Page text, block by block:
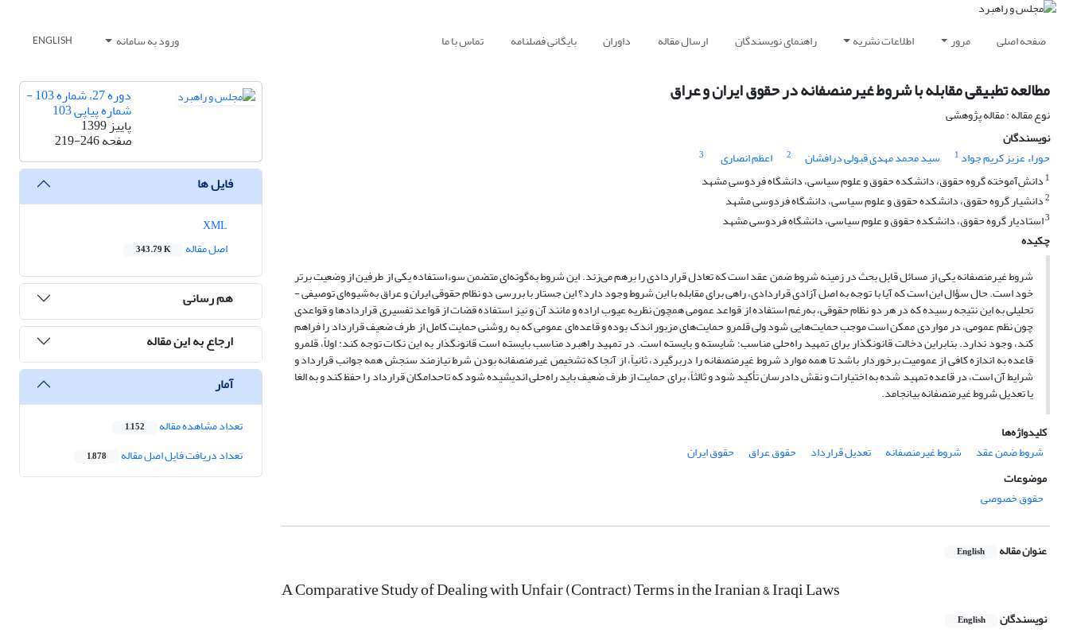
صفحه اصلی مرور اطلاعات نشریه راهنمای نویسندگان ارسال مقاله داوران بایگانی فصلنامه تماس با ما ورود به سامانه ENGLISH
مطالعه تطبیقی مقابله با شروط غیرمنصفانه در حقوق ایران و عراق
نوع مقاله : مقاله پژوهشی
نویسندگان
حوراء عزیز کریم جواد 1 سید محمد مهدی قبولی درافشان 2 اعظم انصاری
3
1 دانش‌آموخته گروه حقوق، دانشکده حقوق و علوم سیاسی، دانشگاه فردوسی مشهد
2دانشیار گروه حقوق، دانشکده حقوق و علوم سیاسی، دانشگاه فردوسی مشهد
3استادیار گروه حقوق، دانشکده حقوق و علوم سیاسی، دانشگاه فردوسی مشهد
چکیده
شروط غیرمنصفانه‌ یکی از مسائل قابل بحث در زمینه شروط ضمن عقد است که تعادل قراردادی را برهم می‌زند. این شروط به‌گونه‌ای متضمن سوء‌استفاده یکی از طرفین از وضعیت برتر
خود است. حال سؤال این است که آیا با توجه به اصل آزادی قراردادی، راهی برای مقابله با این شروط وجود دارد؟ این جستار با بررسی دو نظام حقوقی ایران و عراق به‌شیوه‌ای توصیفی -
تحلیلی به این نتیجه رسیده که در هر دو نظام حقوقی، به‌رغم استفاده از قواعد عمومی همچون نظریه عیوب اراده و مانند آن و نیز استفاده قضات از قواعد تفسیری قراردادها و قواعدی
چون نظم عمومی، در مواردی ممکن است موجب حمایت‌هایی شود ولی قلمرو حمایت‌های مزبور اندک بوده و قاعده‌ای عمومی که به روشنی حمایت کامل از طرف ضعیف قرارداد را فراهم
کند، وجود ندارد. بنابراین دخالت قانونگذار برای تمهید راه‌حلی مناسب؛ شایسته و بایسته است. در تمهید راهبرد مناسب بایسته است قانونگذار به این نکات توجه کند: اولاً، قلمرو
قاعده به اندازه کافی از عمومیت برخوردار باشد تا همه موارد شروط غیرمنصفانه را در‌برگیرد، ثانیاً، از آنجا که تشخیص غیرمنصفانه بودن شرط نیازمند سنجش همه جوانب قرارداد و
شرایط آن است، در قاعده تمهید شده به اختیارات و نقش دادرسان تأکید شود و ثالثاً، برای حمایت از طرف ضعیف باید راه‌حلی اندیشیده شود که تا‌حد‌امکان قرارداد را حفظ کند و به الغا
یا تعدیل شروط غیرمنصفانه بیانجامد.
کلیدواژه‌ها
شروط ضمن عقد
شروط غیرمنصفانه تعدیل قرارداد حقوق عراق
حقوق ایران
موضوعات
حقوق خصوصی
عنوان مقاله English
A Comparative Study of Dealing with Unfair (Contract) Terms in the Iranian & Iraqi Laws
نویسندگان English
دوره 27، شماره 103 -
شماره پیاپی 103
پاییز 1399
صفحه219-246
فایل ها
اصل مقاله
343.79 K
هم رسانی
ارجاع به این مقاله
آمار
تعداد مشاهده مقاله 1,152
تعداد دریافت فایل اصل مقاله 1,878